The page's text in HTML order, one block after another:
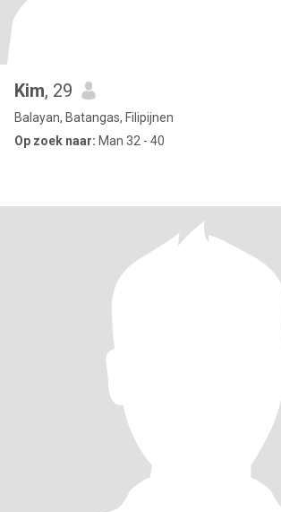
Kim, 29
Balayan, Batangas, Filipijnen
Op zoek naar: Man 32 - 40